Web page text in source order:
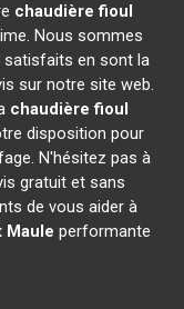
chaudière fioul
Nous sommes
en sont la
sur notre site web.
chaudière fioul
disposition pour
N'hésitez pas à
gratuit et sans
de vous aider à
Maule performante